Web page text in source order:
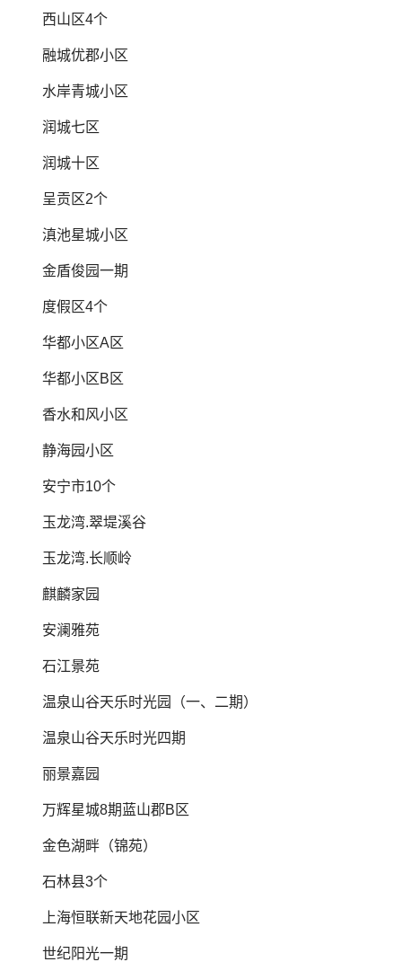
西山区4个
融城优郡小区
水岸青城小区
润城七区
润城十区
呈贡区2个
滇池星城小区
金盾俊园一期
度假区4个
华都小区A区
华都小区B区
香水和风小区
静海园小区
安宁市10个
玉龙湾.翠堤溪谷
玉龙湾.长顺岭
麒麟家园
安澜雅苑
石江景苑
温泉山谷天乐时光园（一、二期）
温泉山谷天乐时光四期
丽景嘉园
万辉星城8期蓝山郡B区
金色湖畔（锦苑）
石林县3个
上海恒联新天地花园小区
世纪阳光一期